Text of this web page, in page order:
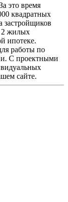
это время
квадратных
застройщиков
2 жилых
ипотеке.
работы по
С проектными
сайте.